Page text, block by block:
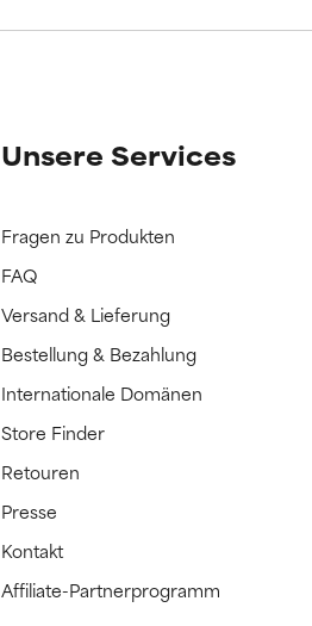
Unsere Services
Fragen zu Produkten
FAQ
Versand & Lieferung
Bestellung & Bezahlung
Internationale Domänen
Store Finder
Retouren
Presse
Kontakt
Affiliate-Partnerprogramm